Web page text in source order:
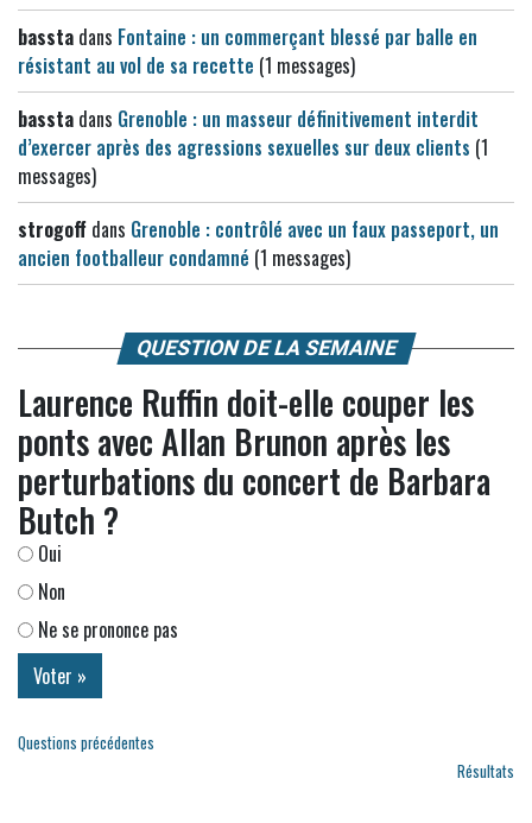
bassta dans Fontaine : un commerçant blessé par balle en
résistant au vol de sa recette (1 messages)
bassta dans Grenoble : un masseur définitivement interdit
d’exercer après des agressions sexuelles sur deux clients (1
messages)
strogoff dans Grenoble : contrôlé avec un faux passeport, un
ancien footballeur condamné (1 messages)
QUESTION DE LA SEMAINE
Laurence Ruffin doit-elle couper les
ponts avec Allan Brunon après les
perturbations du concert de Barbara
Butch ?
Oui
Non
Ne se prononce pas
Questions précédentes
Résultats